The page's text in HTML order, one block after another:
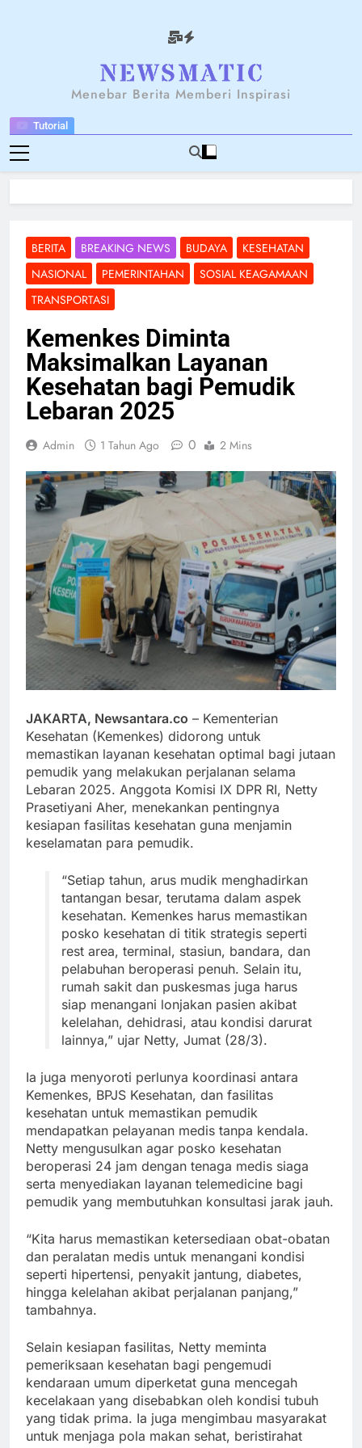
Tutorial
NEWSANTARA
Menebar Berita Memberi Inspirasi
BERITA BREAKING NEWS BUDAYA
KESEHATAN
NASIONAL
PEMERINTAHAN
SOSIAL KEAGAMAAN
TRANSPORTASI
Kemenkes Diminta
Maksimalkan Layanan
Kesehatan bagi Pemudik
Lebaran 2025
Admin 1 Tahun Ago 0 2 Mins
JAKARTA, Newsantara.co – Kementerian
Kesehatan (Kemenkes) didorong untuk
memastikan layanan kesehatan optimal bagi jutaan
pemudik yang melakukan perjalanan selama
Lebaran 2025. Anggota Komisi IX DPR RI, Netty
Prasetiyani Aher, menekankan pentingnya
kesiapan fasilitas kesehatan guna menjamin
keselamatan para pemudik.
“Setiap tahun, arus mudik menghadirkan
tantangan besar, terutama dalam aspek
kesehatan. Kemenkes harus memastikan
posko kesehatan di titik strategis seperti
rest area, terminal, stasiun, bandara, dan
pelabuhan beroperasi penuh. Selain itu,
rumah sakit dan puskesmas juga harus
siap menangani lonjakan pasien akibat
kelelahan, dehidrasi, atau kondisi darurat
lainnya,” ujar Netty, Jumat (28/3).
Ia juga menyoroti perlunya koordinasi antara
Kemenkes, BPJS Kesehatan, dan fasilitas
kesehatan untuk memastikan pemudik
mendapatkan pelayanan medis tanpa kendala.
Netty mengusulkan agar posko kesehatan
beroperasi 24 jam dengan tenaga medis siaga
serta menyediakan layanan telemedicine bagi
pemudik yang membutuhkan konsultasi jarak jauh.
“Kita harus memastikan ketersediaan obat-obatan
dan peralatan medis untuk menangani kondisi
seperti hipertensi, penyakit jantung, diabetes,
hingga kelelahan akibat perjalanan panjang,”
tambahnya.
Selain kesiapan fasilitas, Netty meminta
pemeriksaan kesehatan bagi pengemudi
kendaraan umum diperketat guna mencegah
kecelakaan yang disebabkan oleh kondisi tubuh
yang tidak prima. Ia juga mengimbau masyarakat
untuk menjaga pola makan sehat, beristirahat